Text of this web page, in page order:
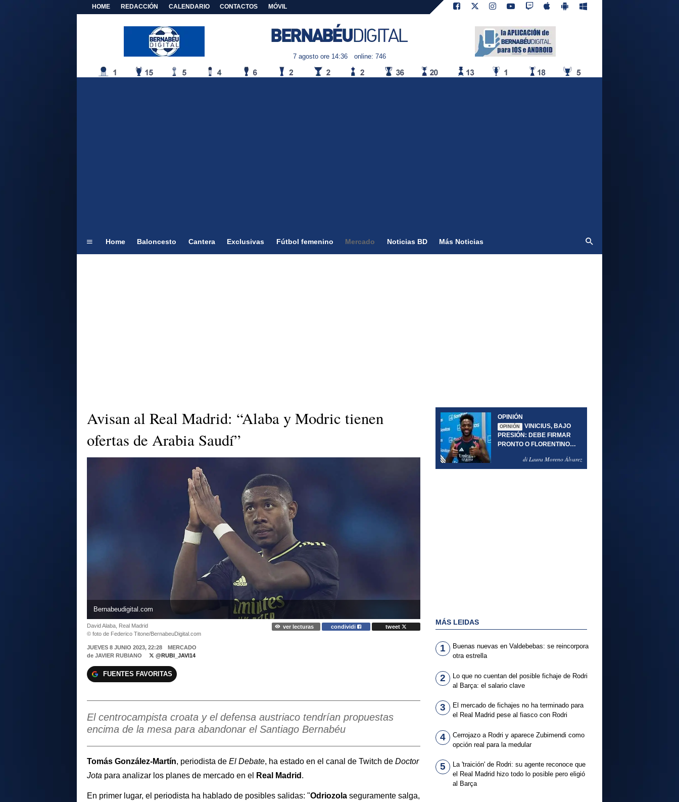
HOME REDACCIÓN CALENDARIO CONTACTOS MÓVIL
7 agosto ore 14:36 online: 746
Home Baloncesto Cantera Exclusivas Fútbol femenino Mercado Noticias BD Más Noticias
Avisan al Real Madrid: “Alaba y Modric tienen
ofertas de Arabia Saudí”
Bernabeudigital.com
David Alaba, Real Madrid
© foto de Federico Titone/BernabeuDigital.com
ver lecturas condividi tweet
JUEVES 8 JUNIO 2023, 22:28
MERCADO
de JAVIER RUBIANO @RUBI_JAVI14
FUENTES FAVORITAS
El centrocampista croata y el defensa austriaco tendrían propuestas
encima de la mesa para abandonar el Santiago Bernabéu
Tomás González-Martín, periodista de El Debate, ha estado en el canal de Twitch de Doctor
Jota para analizar los planes de mercado en el Real Madrid .
En primer lugar, el periodista ha hablado de posibles salidas: "Odriozola seguramente salga,
OPINIÓN
OPINIÓN
VINICIUS, BAJO
PRESIÓN: DEBE FIRMAR
PRONTO O FLORENTINO
di Laura Moreno Álvarez
MÁS LEIDAS
1
Buenas nuevas en Valdebebas: se reincorpora
otra estrella
2
Lo que no cuentan del posible fichaje de Rodri
al Barça: el salario clave
3
El mercado de fichajes no ha terminado para
el Real Madrid pese al fiasco con Rodri
4
Cerrojazo a Rodri y aparece Zubimendi como
opción real para la medular
5
La 'traición' de Rodri: su agente reconoce que
el Real Madrid hizo todo lo posible pero eligió
al Barça